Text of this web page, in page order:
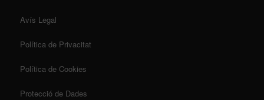
Avís Legal
Política de Privacitat
Política de Cookies
Protecció de Dades